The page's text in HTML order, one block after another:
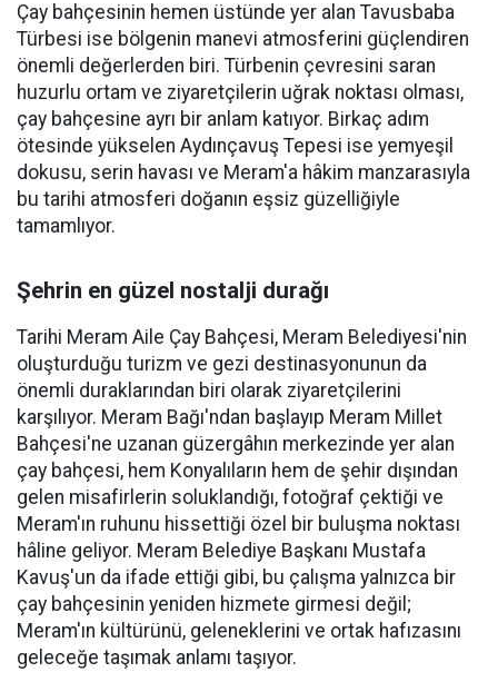
Çay bahçesinin hemen üstünde yer alan Tavusbaba
Türbesi ise bölgenin manevi atmosferini güçlendiren
önemli değerlerden biri. Türbenin çevresini saran
huzurlu ortam ve ziyaretçilerin uğrak noktası olması,
çay bahçesine ayrı bir anlam katıyor. Birkaç adım
ötesinde yükselen Aydınçavuş Tepesi ise yemyeşil
dokusu, serin havası ve Meram'a hâkim manzarasıyla
bu tarihi atmosferi doğanın eşsiz güzelliğiyle
tamamlıyor.
Şehrin en güzel nostalji durağı
Tarihi Meram Aile Çay Bahçesi, Meram Belediyesi'nin
oluşturduğu turizm ve gezi destinasyonunun da
önemli duraklarından biri olarak ziyaretçilerini
karşılıyor. Meram Bağı'ndan başlayıp Meram Millet
Bahçesi'ne uzanan güzergâhın merkezinde yer alan
çay bahçesi, hem Konyalıların hem de şehir dışından
gelen misafirlerin soluklandığı, fotoğraf çektiği ve
Meram'ın ruhunu hissettiği özel bir buluşma noktası
hâline geliyor. Meram Belediye Başkanı Mustafa
Kavuş'un da ifade ettiği gibi, bu çalışma yalnızca bir
çay bahçesinin yeniden hizmete girmesi değil;
Meram'ın kültürünü, geleneklerini ve ortak hafızasını
geleceğe taşımak anlamı taşıyor.